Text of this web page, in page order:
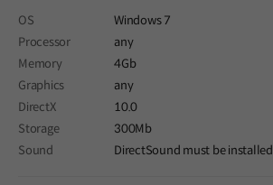
OS
Windows 7
Processor
any
Memory
4Gb
Graphics
any
DirectX
10.0
Storage
300Mb
Sound
DirectSound must be installed